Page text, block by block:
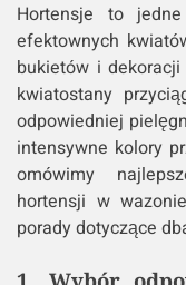
Hortensje to
efektownych
bukietów i
kwiatostany
odpowiedniej
intensywne kolory
omówimy
hortensji w
porady dotyczące